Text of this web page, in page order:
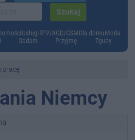
UsługiRTV/AGD/GSMDla domuModa
Oddam Przyjmę Zguby
pracę
Niemcy